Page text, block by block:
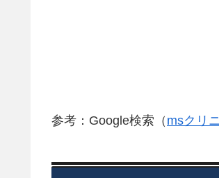
参考：Google検索（ msクリ